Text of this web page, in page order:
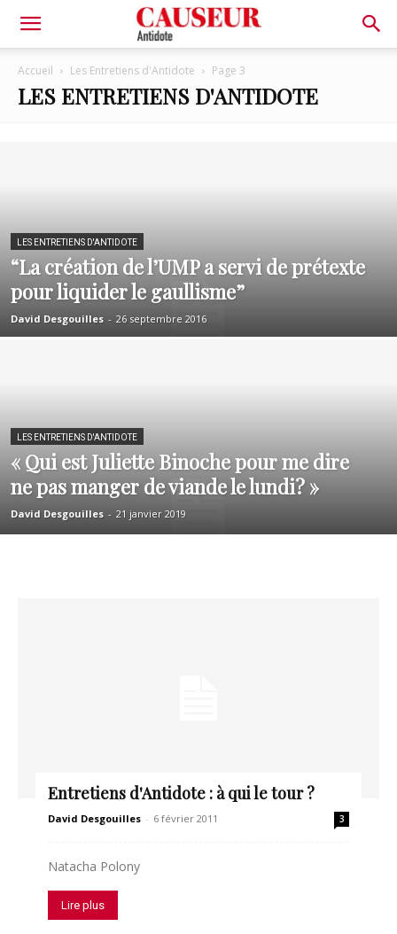
Antidote
Accueil Les Entretiens d'Antidote Page 3
LES ENTRETIENS D'ANTIDOTE
LES ENTRETIENS D'ANTIDOTE
“La création de l’UMP a servi de prétexte
pour liquider le gaullisme”
David Desgouilles - 26 septembre 2016
LES ENTRETIENS D'ANTIDOTE
« Qui est Juliette Binoche pour me dire
ne pas manger de viande le lundi? »
David Desgouilles - 21 janvier 2019
Entretiens d'Antidote : à qui le tour ?
David Desgouilles - 6 février 2011 3
Natacha Polony
Lire plus